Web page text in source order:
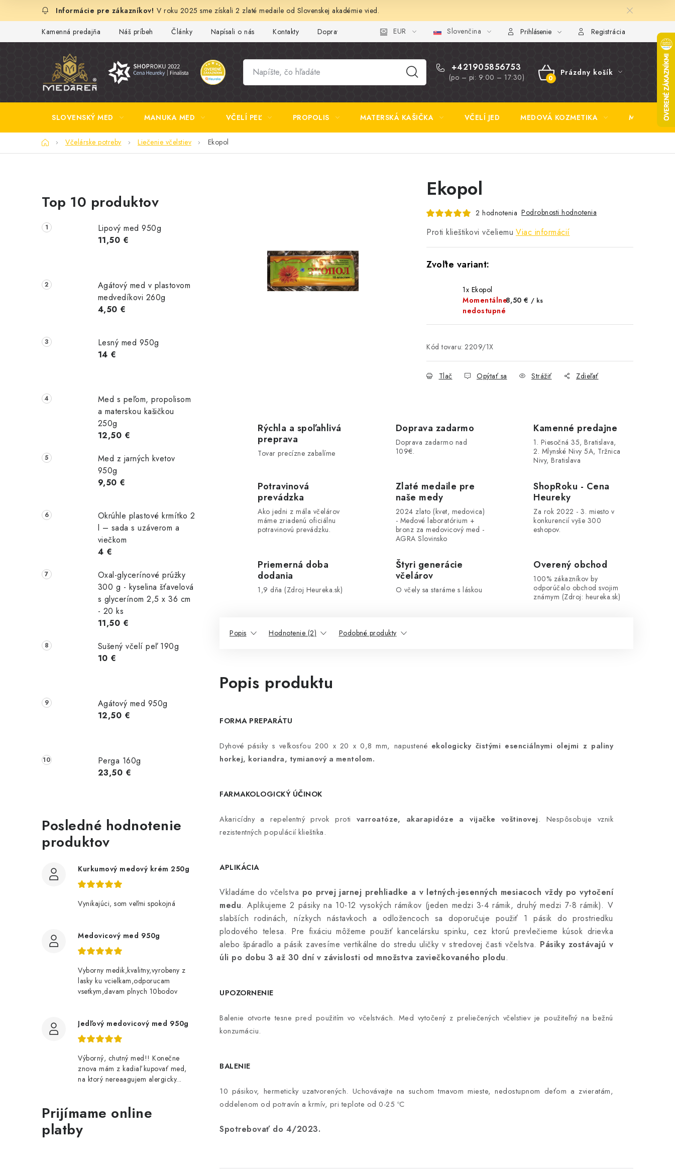
V roku 2025 sme získali 2 zlaté medaile od Slovenskej akadémie vied.
Kamenná predajňa Náš príbeh Články Napísali o nás Kontakty Doprava a platba Najčastejšie otázky FAQ Fotogaléria Obchodné podmienky Ochrana
EUR Slovenčina Prihlásenie Registrácia
+421905856753
(po – pi: 9:00 – 17:30)
NÁKUPNÝ
KOŠÍK
Prázdny košík
SLOVENSKÝ MED MANUKA MED VČELÍ PEĽ PROPOLIS MATERSKÁ KAŠIČKA VČELÍ JED MEDOVÁ KOZMETIKA MEDOVINA
DomovVčelárske potreby Liečenie včelstiev Ekopol
o
č
p
e
Top 10 produktov
Lipový med 950g
11,50 €
Agátový med v plastovom
medvedíkovi 260g
4,50 €
Lesný med 950g
14 €
Med s peľom, propolisom
a materskou kašičkou
250g
12,50 €
Med z jarných kvetov
950g
9,50 €
Okrúhle plastové krmítko 2
l – sada s uzáverom a
viečkom
4 €
Oxal-glycerínové prúžky
300 g - kyselina šťavelová
s glycerínom 2,5 x 36 cm
- 20 ks
11,50 €
Sušený včelí peľ 190g
10 €
Agátový med 950g
12,50 €
Perga 160g
23,50 €
Posledné hodnotenie
produktov
Kurkumový medový krém 250g
Vynikajúci, som veľmi spokojná
Medovicový med 950g
Vyborny medik,kvalitny,vyrobeny z
lasky ku vcielkam,odporucam
vsetkym,davam plnych 10bodov
Jedľový medovicový med 950g
Výborný, chutný med!! Konečne
znova mám z kadiaľ kupovať med,
na ktorý nereaagujem alergicky...
Prijímame online
platby
Ekopol
2 hodnotenia Podrobnosti hodnotenia
Proti klieštikovi včeliemu Viac informácií
1x Ekopol
Momentálne
nedostupné
8,50 € / ks
Kód tovaru: 2209/1X
Tlač Opýtať sa Strážiť Zdieľať
Rýchla a spoľahlivá
preprava
Tovar precízne zabalíme
Doprava zadarmo
Doprava zadarmo nad
109€.
Kamenné predajne
1. Piesočná 35, Bratislava,
2. Mlynské Nivy 5A, Tržnica
Nivy, Bratislava
Potravinová
prevádzka
Ako jedni z mála včelárov
máme zriadenú oficiálnu
potravinovú prevádzku.
Zlaté medaile pre
naše medy
2024 zlato (kvet, medovica)
- Medové laboratórium +
bronz za medovicový med -
AGRA Slovinsko
ShopRoku - Cena
Heureky
Za rok 2022 - 3. miesto v
konkurencií vyše 300
eshopov.
Priemerná doba
dodania
1,9 dňa (Zdroj Heureka.sk)
Štyri generácie
včelárov
O včely sa staráme s láskou
Overený obchod
100% zákazníkov by
odporúčalo obchod svojim
známym (Zdroj: heureka.sk)
Popis Hodnotenie (2) Podobné produkty
Popis produktu
FORMA PREPARÁTU
Dyhové pásiky s veľkosťou 200 x 20 x 0,8 mm, napustené ekologicky čistými esenciálnymi olejmi z paliny
horkej, koriandra, tymianový a mentolom.
FARMAKOLOGICKÝ ÚČINOK
Akaricídny a repelentný prvok proti varroatóze, akarapidóze a vijačke voštinovej. Nespôsobuje vznik
rezistentných populácií klieštika.
APLIKÁCIA
Vkladáme do včelstva po prvej jarnej prehliadke a v letných-jesenných mesiacoch vždy po vytočení
medu. Aplikujeme 2 pásiky na 10-12 vysokých rámikov (jeden medzi 3-4 rámik, druhý medzi 7-8 rámik). V
slabších rodinách, nízkych nástavkoch a odložencoch sa doporučuje použiť 1 pásik do prostriedku
plodového telesa. Pre fixáciu môžeme použiť kancelársku spinku, cez ktorú prevlečieme kúsok drievka
alebo špáradlo a pásik zavesíme vertikálne do stredu uličky v stredovej časti včelstva. Pásiky zostávajú v
úli po dobu 3 až 30 dní v závislosti od množstva zaviečkovaného plodu.
UPOZORNENIE
Balenie otvorte tesne pred použitím vo včelstvách. Med vytočený z preliečených včelstiev je použiteľný na bežnú
konzumáciu.
BALENIE
10 pásikov, hermeticky uzatvorených. Uchovávajte na suchom tmavom mieste, nedostupnom deťom a zvieratám,
oddelenom od potravín a krmív, pri teplote od 0-25 ºC
Spotrebovať do 4/2023.